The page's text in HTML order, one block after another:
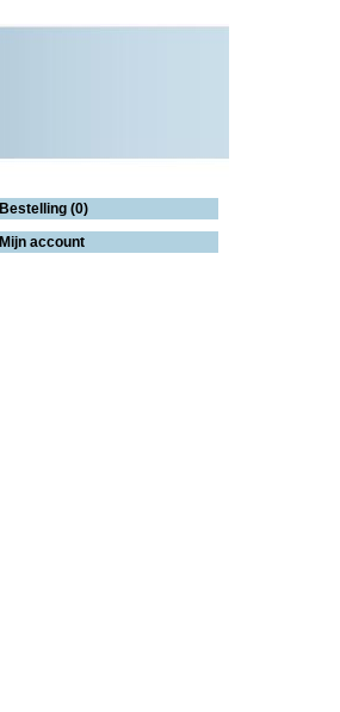
Bestelling (0)
Mijn account